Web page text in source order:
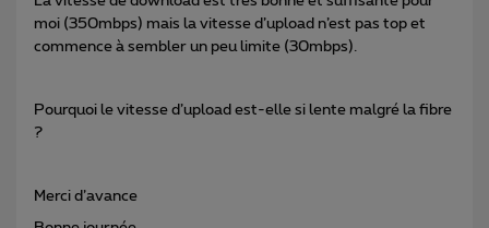
moi (350mbps) mais la vitesse d’upload n’est pas top et
commence à sembler un peu limite (30mbps).
Pourquoi le vitesse d’upload est-elle si lente malgré la fibre
?
Merci d’avance